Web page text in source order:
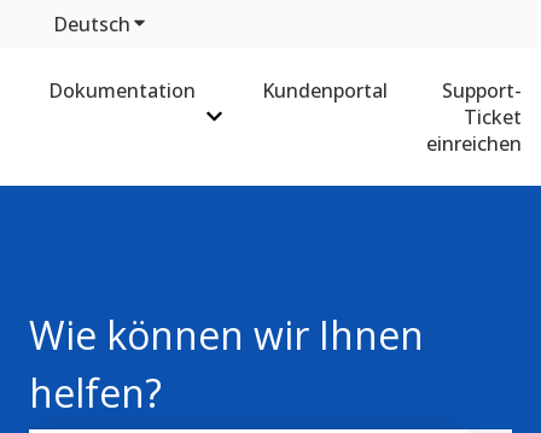
DeutschUntermenü für Übersetzungen anzeigen
Dokumentation
Untermenü für Dokumentation
Kundenportal
Support-
Ticket
einreichen
Wie können wir Ihnen
helfen?